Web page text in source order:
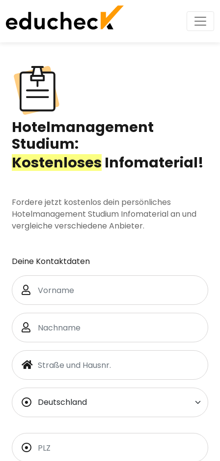
Hotelmanagement
Studium:
Kostenloses Infomaterial!
Fordere jetzt kostenlos dein persönliches
Hotelmanagement Studium Infomaterial an und
vergleiche verschiedene Anbieter.
Deine Kontaktdaten